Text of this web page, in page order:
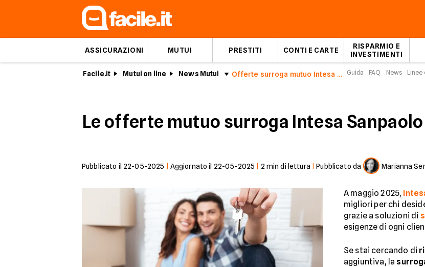
ASSICURAZIONI MUTUI PRESTITI CONTI E CARTE
RISPARMIO E
INVESTIMENTI
Facile.it Mutui on line News Mutui Offerte surroga mutuo Intesa Sanpaolo a maggio 2025 Guida FAQ News Linee
Le offerte mutuo surroga Intesa
Pubblicato il 22-05-2025 Aggiornato il 22-05-2025 2 min di lettura |Pubblicato da Marianna
A maggio 2025,
migliori per chi
grazie a soluzioni di
esigenze di ogni
Se stai cercando di
aggiuntiva, la